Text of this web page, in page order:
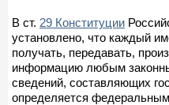
В ст. 29 Конституции
установлено, что каждый
получать, передавать,
информацию любым
сведений, составляющих
определяется